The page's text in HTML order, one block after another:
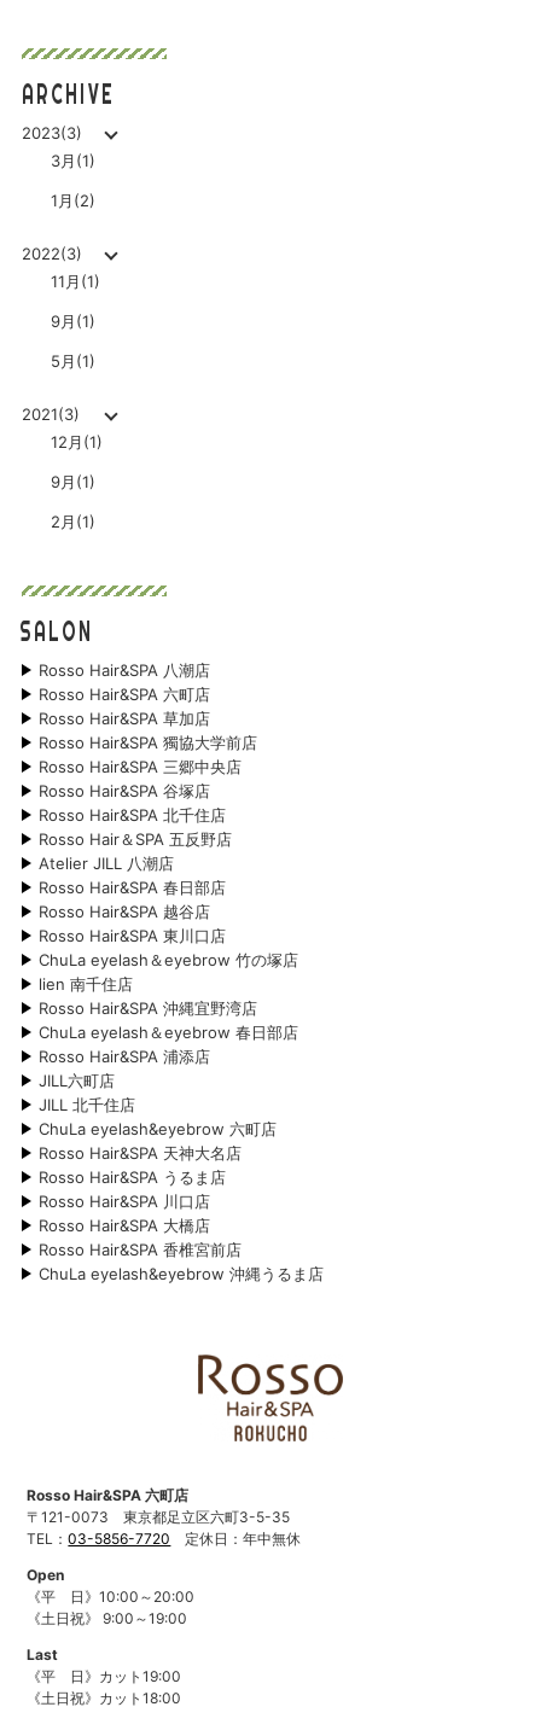
ARCHIVE
2023(3)
3月(1)
1月(2)
2022(3)
11月(1)
9月(1)
5月(1)
2021(3)
12月(1)
9月(1)
2月(1)
SALON
Rosso Hair&SPA 八潮店
Rosso Hair&SPA 六町店
Rosso Hair&SPA 草加店
Rosso Hair&SPA 獨協大学前店
Rosso Hair&SPA 三郷中央店
Rosso Hair&SPA 谷塚店
Rosso Hair&SPA 北千住店
Rosso Hair＆SPA 五反野店
Atelier JILL 八潮店
Rosso Hair&SPA 春日部店
Rosso Hair&SPA 越谷店
Rosso Hair&SPA 東川口店
ChuLa eyelash＆eyebrow 竹の塚店
lien 南千住店
Rosso Hair&SPA 沖縄宜野湾店
ChuLa eyelash＆eyebrow 春日部店
Rosso Hair&SPA 浦添店
JILL六町店
JILL 北千住店
ChuLa eyelash&eyebrow 六町店
Rosso Hair&SPA 天神大名店
Rosso Hair&SPA うるま店
Rosso Hair&SPA 川口店
Rosso Hair&SPA 大橋店
Rosso Hair&SPA 香椎宮前店
ChuLa eyelash&eyebrow 沖縄うるま店
Rosso Hair&SPA 六町店
〒121-0073
東京都足立区六町3-5-35
TEL：03-5856-7720 定休日：年中無休
Open
《平 日》10:00～20:00
《土日祝》 9:00～19:00
Last
《平 日》カット19:00
《土日祝》カット18:00